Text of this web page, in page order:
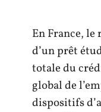
En France,
d’un prêt
totale du
global de
dispositifs